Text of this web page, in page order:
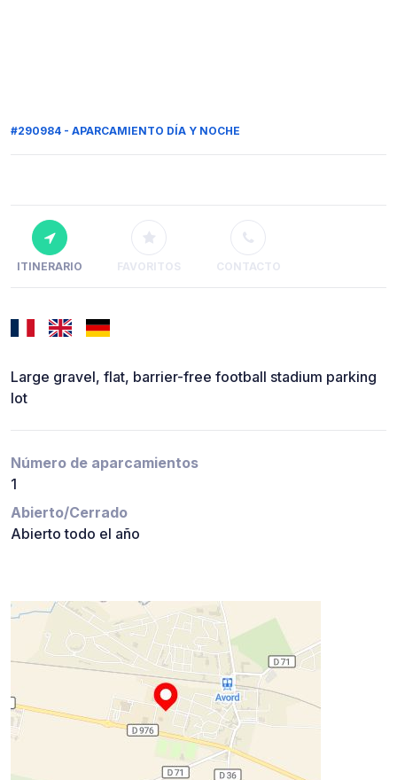
#290984 - APARCAMIENTO DÍA Y NOCHE
ITINERARIO FAVORITOS CONTACTO
Large gravel, flat, barrier-free football stadium parking
lot
Número de aparcamientos
1
Abierto/Cerrado
Abierto todo el año